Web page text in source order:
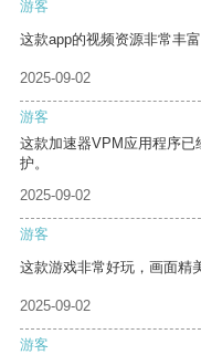
游客
这款app的视频资源非常丰
2025-09-02
游客
这款加速器VPM应用程序
护。
2025-09-02
游客
这款游戏非常好玩，画面精
2025-09-02
游客